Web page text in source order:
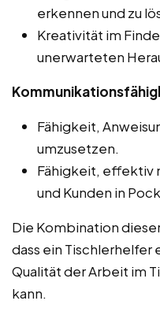
erkennen und zu
Kreativität im
unerwarteten
Fähigkeit,
umzusetzen.
Fähigkeit, effektiv
und Kunden in
Die Kombination
dass ein Tischlerhelfer
Qualität der Arbeit im
kann.